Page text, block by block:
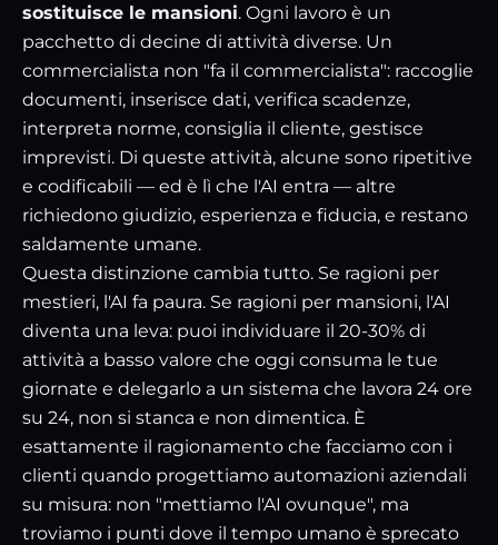
sostituisce le mansioni. Ogni lavoro è un
pacchetto di decine di attività diverse. Un
commercialista non "fa il commercialista": raccoglie
documenti, inserisce dati, verifica scadenze,
interpreta norme, consiglia il cliente, gestisce
imprevisti. Di queste attività, alcune sono ripetitive
e codificabili — ed è lì che l'AI entra — altre
richiedono giudizio, esperienza e fiducia, e restano
saldamente umane.
Questa distinzione cambia tutto. Se ragioni per
mestieri, l'AI fa paura. Se ragioni per mansioni, l'AI
diventa una leva: puoi individuare il 20-30% di
attività a basso valore che oggi consuma le tue
giornate e delegarlo a un sistema che lavora 24 ore
su 24, non si stanca e non dimentica. È
esattamente il ragionamento che facciamo con i
clienti quando progettiamo automazioni aziendali
su misura: non "mettiamo l'AI ovunque", ma
troviamo i punti dove il tempo umano è sprecato